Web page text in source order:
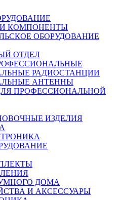
КОМПОНЕНТЫ
ОБОРУДОВАНИЕ
ОТДЕЛ
РАДИОСТАНЦИИ
АНТЕННЫ
ПРОФЕССИОНАЛЬНОЙ
ИЗДЕЛИЯ
ДОМА
И АКСЕССУАРЫ